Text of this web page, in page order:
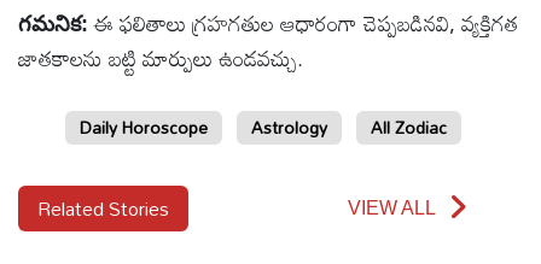
గమనిక:ఈ ఫలితాలు గ్రహగతుల ఆధారంగా చెప్పబడినవి, వ్యక్తిగత
జాతకాలను బట్టి మార్పులు ఉండవచ్చు.
Daily Horoscope Astrology All Zodiac
Related Stories VIEW ALL